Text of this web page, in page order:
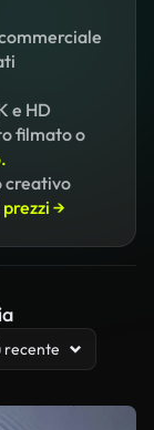
e HD
filmato o
creativo
→
recente